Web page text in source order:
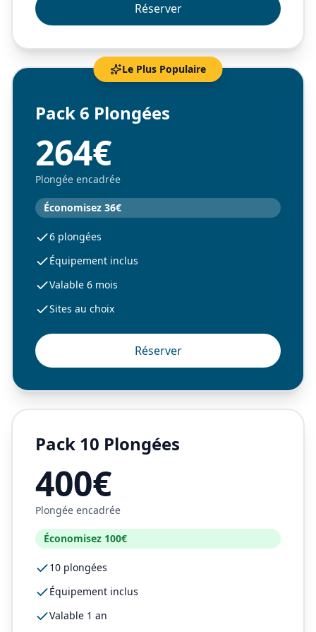
Réserver
Le Plus Populaire
Pack 6 Plongées
264€
Plongée encadrée
Économisez 36€
6 plongées
Équipement inclus
Valable 6 mois
Sites au choix
Réserver
Pack 10 Plongées
400€
Plongée encadrée
Économisez 100€
10 plongées
Équipement inclus
Valable 1 an